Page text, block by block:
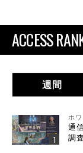
ACCESS
週間
ホ
通
調